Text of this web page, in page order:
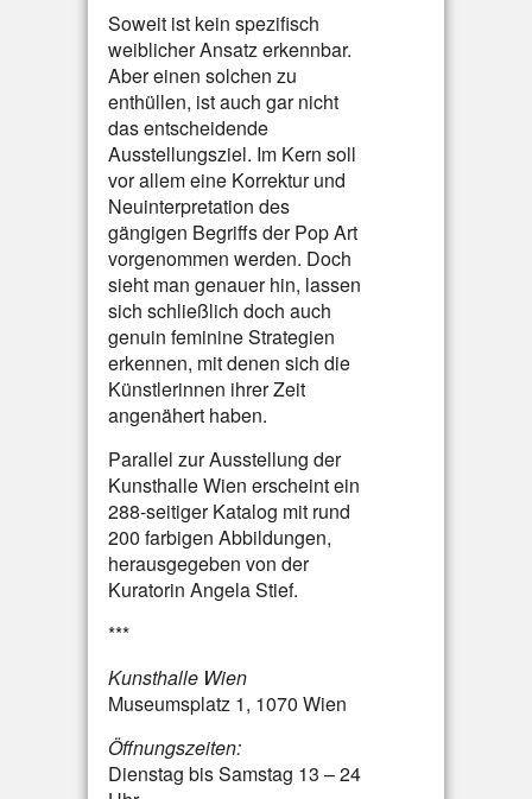
Soweit ist kein spezifisch
weiblicher Ansatz erkennbar.
Aber einen solchen zu
enthüllen, ist auch gar nicht
das entscheidende
Ausstellungsziel. Im Kern soll
vor allem eine Korrektur und
Neuinterpretation des
gängigen Begriffs der Pop Art
vorgenommen werden. Doch
sieht man genauer hin, lassen
sich schließlich doch auch
genuin feminine Strategien
erkennen, mit denen sich die
Künstlerinnen ihrer Zeit
angenähert haben.
Parallel zur Ausstellung der
Kunsthalle Wien erscheint ein
288-seitiger Katalog mit rund
200 farbigen Abbildungen,
herausgegeben von der
Kuratorin Angela Stief.
***
Kunsthalle Wien
Museumsplatz 1, 1070 Wien
Öffnungszeiten:
Dienstag bis Samstag 13 – 24